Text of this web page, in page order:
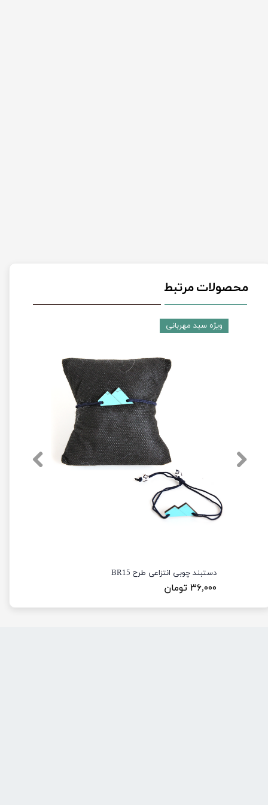
محصولات مرتبط
دستبند چوبی انتزاعی طرح BR15
۳۶,۰۰۰ تومان
ویژه سبد مهربانی